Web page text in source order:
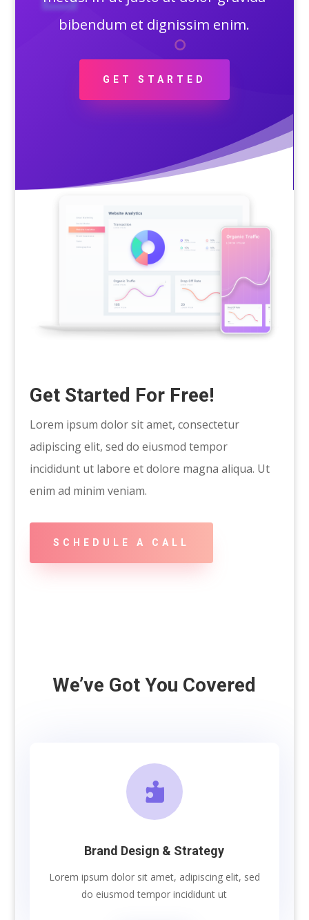
bibendum et dignissim enim.
GET STARTED
Get Started For Free!
Lorem ipsum dolor sit amet, consectetur
adipiscing elit, sed do eiusmod tempor
incididunt ut labore et dolore magna aliqua. Ut
enim ad minim veniam.
SCHEDULE A CALL
We’ve Got You Covered

Brand Design & Strategy
Lorem ipsum dolor sit amet, adipiscing elit, sed
do eiusmod tempor incididunt ut